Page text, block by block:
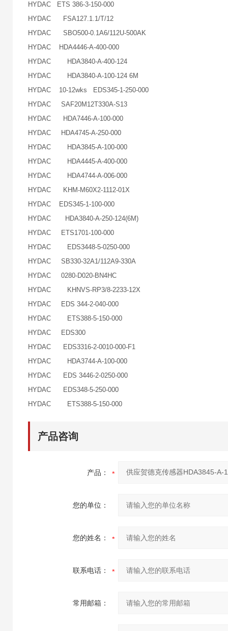
HYDAC ETS 386-3-150-000
HYDAC FSA127.1.1/T/12
HYDAC SBO500-0.1A6/112U-500AK
HYDAC HDA4446-A-400-000
HYDAC HDA3840-A-400-124
HYDAC HDA3840-A-100-124 6M
HYDAC 10-12wks EDS345-1-250-000
HYDAC SAF20M12T330A-S13
HYDAC HDA7446-A-100-000
HYDAC HDA4745-A-250-000
HYDAC HDA3845-A-100-000
HYDAC HDA4445-A-400-000
HYDAC HDA4744-A-006-000
HYDAC KHM-M60X2-1112-01X
HYDAC EDS345-1-100-000
HYDAC HDA3840-A-250-124(6M)
HYDAC ETS1701-100-000
HYDAC EDS3448-5-0250-000
HYDAC SB330-32A1/112A9-330A
HYDAC 0280-D020-BN4HC
HYDAC KHNVS-RP3/8-2233-12X
HYDAC EDS 344-2-040-000
HYDAC ETS388-5-150-000
HYDAC EDS300
HYDAC EDS3316-2-0010-000-F1
HYDAC HDA3744-A-100-000
HYDAC EDS 3446-2-0250-000
HYDAC EDS348-5-250-000
HYDAC ETS388-5-150-000
产品咨询
产品：
您的单位：
您的姓名：
联系电话：
常用邮箱：